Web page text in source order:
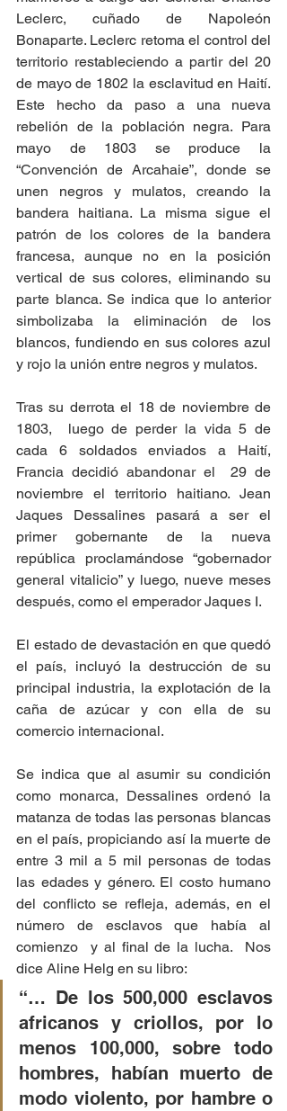
Leclerc, cuñado de Napoleón
Bonaparte. Leclerc retoma el control del
territorio restableciendo a partir del 20
de mayo de 1802 la esclavitud en Haití.
Este hecho da paso a una nueva
rebelión de la población negra. Para
mayo de 1803 se produce la
“Convención de Arcahaie”, donde se
unen negros y mulatos, creando la
bandera haitiana. La misma sigue el
patrón de los colores de la bandera
francesa, aunque no en la posición
vertical de sus colores, eliminando su
parte blanca. Se indica que lo anterior
simbolizaba la eliminación de los
blancos, fundiendo en sus colores azul
y rojo la unión entre negros y mulatos.
Tras su derrota el 18 de noviembre de
1803,  luego de perder la vida 5 de
cada 6 soldados enviados a Haití,
Francia decidió abandonar el  29 de
noviembre el territorio haitiano. Jean
Jaques Dessalines pasará a ser el
primer gobernante de la nueva
república proclamándose “gobernador
general vitalicio” y luego, nueve meses
después, como el emperador Jaques I.
El estado de devastación en que quedó
el país, incluyó la destrucción de su
principal industria, la explotación de la
caña de azúcar y con ella de su
comercio internacional.
Se indica que al asumir su condición
como monarca, Dessalines ordenó la
matanza de todas las personas blancas
en el país, propiciando así la muerte de
entre 3 mil a 5 mil personas de todas
las edades y género. El costo humano
del conflicto se refleja, además, en el
número de esclavos que había al
comienzo  y al final de la lucha.  Nos
dice Aline Helg en su libro:
“… De los 500,000 esclavos
africanos y criollos, por lo
menos 100,000, sobre todo
hombres, habían muerto de
modo violento, por hambre o